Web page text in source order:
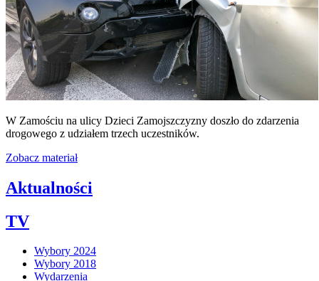
W Zamościu na ulicy Dzieci Zamojszczyzny doszło do zdarzenia
drogowego z udziałem trzech uczestników.
Zobacz materiał
Aktualności
TV
Wybory 2024
Wybory 2018
Wydarzenia